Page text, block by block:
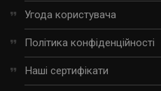
Угода користувача
Політика конфіденційності
Наші сертифікати